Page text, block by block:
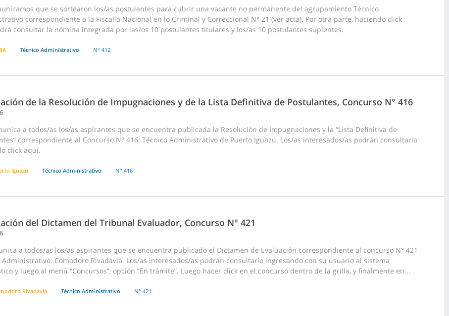
que se sortearon los/as postulantes para cubrir una vacante no permanente del agrupamiento Técnico
correspondiente a la Fiscalía Nacional en lo Criminal y Correccional N° 21 (ver acta). Por otra parte, haciendo click
consultar la nómina integrada por las/os 10 postulantes titulares y los/as 10 postulantes suplentes.
Técnico Administrativo N° 412
de la Resolución de Impugnaciones y de la Lista Definitiva de Postulantes, Concurso N° 416
a todos/as los/as aspirantes que se encuentra publicada la Resolución de Impugnaciones y la “Lista Definitiva de
correspondiente al Concurso N° 416: Técnico Administrativo de Puerto Iguazú. Los/as interesados/as podrán consultarla
click aquí.
Iguazú Técnico Administrativo N° 416
del Dictamen del Tribunal Evaluador, Concurso N° 421
a todos/as los/as aspirantes que se encuentra publicado el Dictamen de Evaluación correspondiente al concurso N° 421
Administrativo: Comodoro Rivadavia. Los/as interesados/as podrán consultarlo ingresando con su usuario al sistema
y luego al menú “Concursos”, opción “En trámite”. Luego hacer click en el concurso dentro de la grilla, y finalmente en...
Rivadavia Técnico Administrativo N° 421